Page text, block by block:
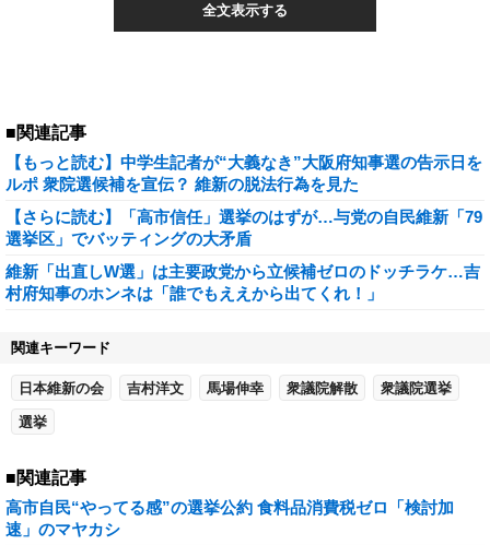
全文表示する
■関連記事
【もっと読む】中学生記者が“大義なき”大阪府知事選の告示日を
ルポ 衆院選候補を宣伝？ 維新の脱法行為を見た
【さらに読む】「高市信任」選挙のはずが…与党の自民維新「79
選挙区」でバッティングの大矛盾
維新「出直しW選」は主要政党から立候補ゼロのドッチラケ…吉
村府知事のホンネは「誰でもええから出てくれ！」
関連キーワード
日本維新の会 吉村洋文 馬場伸幸 衆議院解散 衆議院選挙
選挙
■関連記事
高市自民“やってる感”の選挙公約 食料品消費税ゼロ「検討加
速」のマヤカシ